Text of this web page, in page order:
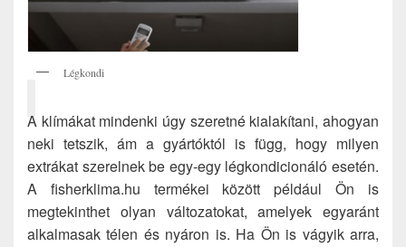
Légkondi
A klímákat mindenki úgy szeretné kialakítani, ahogyan
neki tetszik, ám a gyártóktól is függ, hogy milyen
extrákat szerelnek be egy-egy légkondicionáló esetén.
A fisherklima.hu termékei között például Ön is
megtekinthet olyan változatokat, amelyek egyaránt
alkalmasak télen és nyáron is. Ha Ön is vágyik arra,